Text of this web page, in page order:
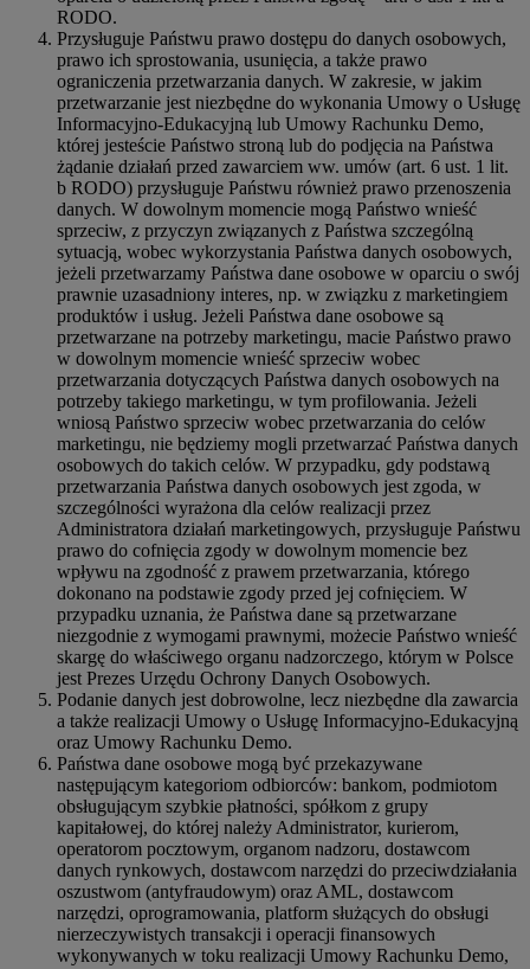
RODO.
Przysługuje Państwu prawo dostępu do danych osobowych,
prawo ich sprostowania, usunięcia, a także prawo
ograniczenia przetwarzania danych. W zakresie, w jakim
przetwarzanie jest niezbędne do wykonania Umowy o Usługę
Informacyjno-Edukacyjną lub Umowy Rachunku Demo,
której jesteście Państwo stroną lub do podjęcia na Państwa
żądanie działań przed zawarciem ww. umów (art. 6 ust. 1 lit.
b RODO) przysługuje Państwu również prawo przenoszenia
danych. W dowolnym momencie mogą Państwo wnieść
sprzeciw, z przyczyn związanych z Państwa szczególną
sytuacją, wobec wykorzystania Państwa danych osobowych,
jeżeli przetwarzamy Państwa dane osobowe w oparciu o swój
prawnie uzasadniony interes, np. w związku z marketingiem
produktów i usług. Jeżeli Państwa dane osobowe są
przetwarzane na potrzeby marketingu, macie Państwo prawo
w dowolnym momencie wnieść sprzeciw wobec
przetwarzania dotyczących Państwa danych osobowych na
potrzeby takiego marketingu, w tym profilowania. Jeżeli
wniosą Państwo sprzeciw wobec przetwarzania do celów
marketingu, nie będziemy mogli przetwarzać Państwa danych
osobowych do takich celów. W przypadku, gdy podstawą
przetwarzania Państwa danych osobowych jest zgoda, w
szczególności wyrażona dla celów realizacji przez
Administratora działań marketingowych, przysługuje Państwu
prawo do cofnięcia zgody w dowolnym momencie bez
wpływu na zgodność z prawem przetwarzania, którego
dokonano na podstawie zgody przed jej cofnięciem. W
przypadku uznania, że Państwa dane są przetwarzane
niezgodnie z wymogami prawnymi, możecie Państwo wnieść
skargę do właściwego organu nadzorczego, którym w Polsce
jest Prezes Urzędu Ochrony Danych Osobowych.
Podanie danych jest dobrowolne, lecz niezbędne dla zawarcia
a także realizacji Umowy o Usługę Informacyjno-Edukacyjną
oraz Umowy Rachunku Demo.
Państwa dane osobowe mogą być przekazywane
następującym kategoriom odbiorców: bankom, podmiotom
obsługującym szybkie płatności, spółkom z grupy
kapitałowej, do której należy Administrator, kurierom,
operatorom pocztowym, organom nadzoru, dostawcom
danych rynkowych, dostawcom narzędzi do przeciwdziałania
oszustwom (antyfraudowym) oraz AML, dostawcom
narzędzi, oprogramowania, platform służących do obsługi
nierzeczywistych transakcji i operacji finansowych
wykonywanych w toku realizacji Umowy Rachunku Demo,